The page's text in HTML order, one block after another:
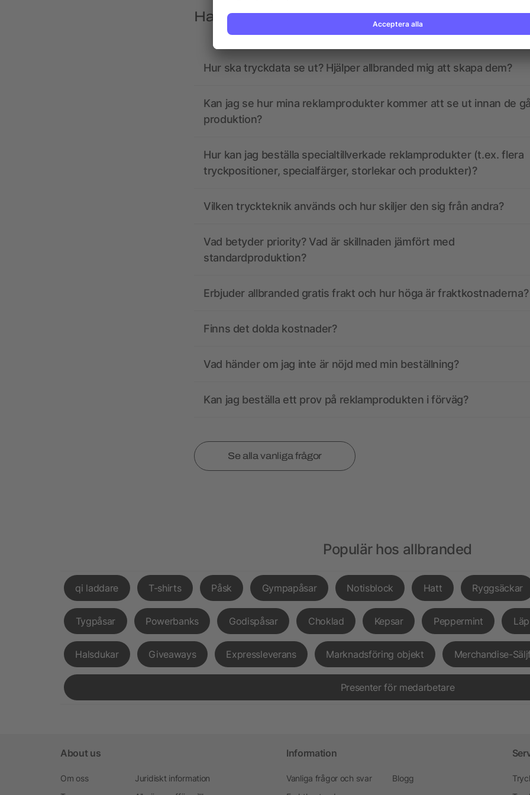
Har du frågor? Vi har svaren.
Hur ska tryckdata se ut? Hjälper allbranded mig att skapa dem?
Kan jag se hur mina reklamprodukter kommer att se ut innan de
produktion?
Hur kan jag beställa specialtillverkade reklamprodukter (t.ex. flera
tryckpositioner, specialfärger, storlekar och produkter)?
Vilken tryckteknik används och hur skiljer den sig från andra?
Vad betyder priority? Vad är skillnaden jämfört med
standardproduktion?
Erbjuder allbranded gratis frakt och hur höga är fraktkostnaderna?
Finns det dolda kostnader?
Vad händer om jag inte är nöjd med min beställning?
Kan jag beställa ett prov på reklamprodukten i förväg?
Se alla vanliga frågor
Populär hos allbranded
qi laddare T-shirts Påsk Gympapåsar Notisblock Hatt Ryggsäckar
Tygpåsar Powerbanks Godispåsar Choklad Kepsar Peppermint
Halsdukar Giveaways Expressleverans Marknadsföring objekt Merchandise-
Presenter för medarbetare
About us
Om oss
Juridiskt information
Information
Vanliga frågor och svar
Blogg